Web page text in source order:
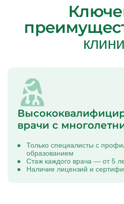
врачи с
Только специалисты с
образованием
Стаж каждого врача — от 5
Наличие лицензий и